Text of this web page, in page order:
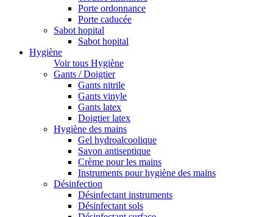
Porte ordonnance
Porte caducée
Sabot hopital
Sabot hopital
Hygiène
Voir tous Hygiène
Gants / Doigtier
Gants nitrile
Gants vinyle
Gants latex
Doigtier latex
Hygiène des mains
Gel hydroalcoolique
Savon antiseptique
Crème pour les mains
Instruments pour hygiène des mains
Désinfection
Désinfectant instruments
Désinfectant sols